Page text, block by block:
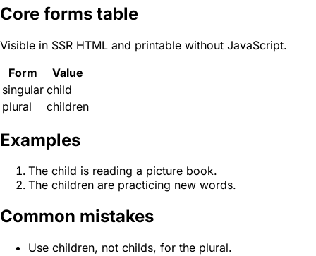
Core forms table
Visible in SSR HTML and printable without JavaScript.
Form
Value
singular child
plural
children
Examples
The child is reading a picture book.
The children are practicing new words.
Common mistakes
Use children, not childs, for the plural.